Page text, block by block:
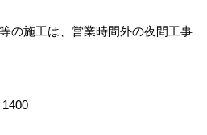
の施工は、営業時間外の夜間工事
1400